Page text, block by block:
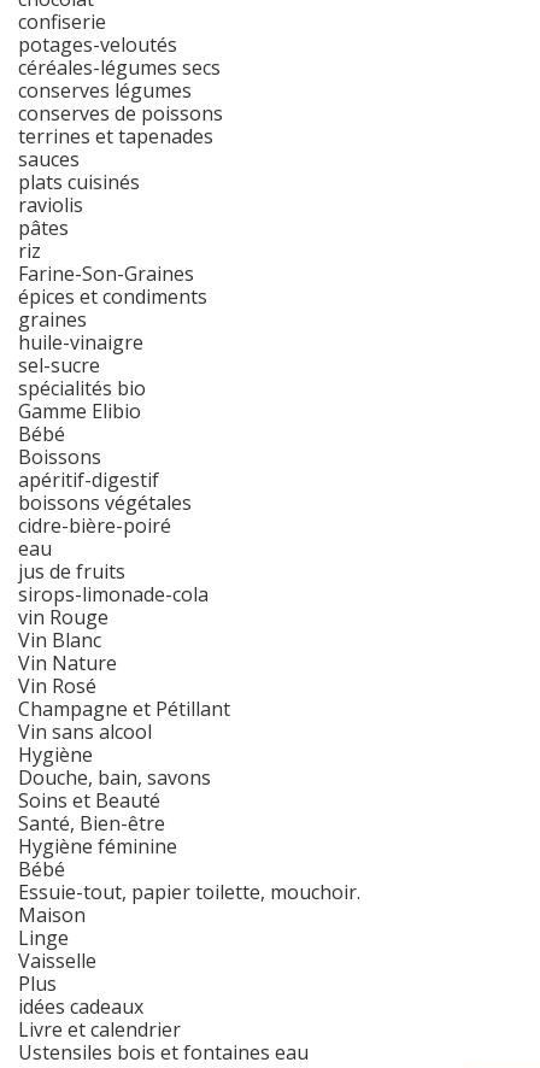
confiserie
potages-veloutés
céréales-légumes secs
conserves légumes
conserves de poissons
terrines et tapenades
sauces
plats cuisinés
raviolis
pâtes
riz
Farine-Son-Graines
épices et condiments
graines
huile-vinaigre
sel-sucre
spécialités bio
Gamme Elibio
Bébé
Boissons
apéritif-digestif
boissons végétales
cidre-bière-poiré
eau
jus de fruits
sirops-limonade-cola
vin Rouge
Vin Blanc
Vin Nature
Vin Rosé
Champagne et Pétillant
Vin sans alcool
Hygiène
Douche, bain, savons
Soins et Beauté
Santé, Bien-être
Hygiène féminine
Bébé
Essuie-tout, papier toilette, mouchoir.
Maison
Linge
Vaisselle
Plus
idées cadeaux
Livre et calendrier
Ustensiles bois et fontaines eau